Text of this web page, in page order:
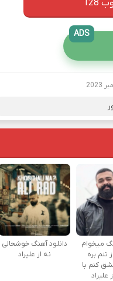
ADS
میخوام
تنم بره
کنم با
علیراد
دانلود آهنگ خوشحالی
نه از علیراد